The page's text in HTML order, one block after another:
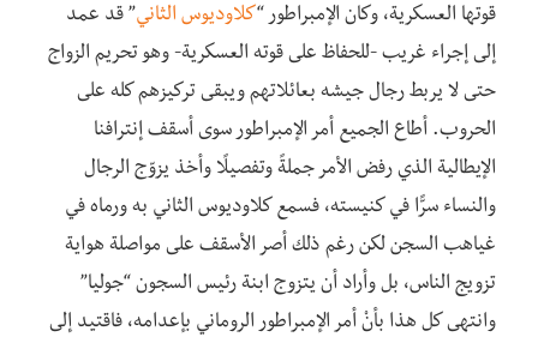
قوتها العسكرية، وكان الإمبراطور “ كلاوديوس الثاني” قد عمد
إلى إجراء غريب -للحفاظ على قوته العسكرية- وهو تحريم الزواج
حتى لا يربط رجال جيشه بعائلاتهم ويبقى تركيزهم كله على
الحروب. أطاع الجميع أمر الإمبراطور سوى أسقف إنترافنا
الإيطالية الذي رفض الأمر جملةً وتفصيلًا وأخذ يزوّج الرجال
والنساء سرًّا في كنيسته، فسمع كلاوديوس الثاني به ورماه في
غياهب السجن لكن رغم ذلك أصر الأسقف على مواصلة هواية
تزويج الناس، بل وأراد أن يتزوج ابنة رئيس السجون “جوليا”
وانتهى كل هذا بأنْ أمر الإمبراطور الروماني بإعدامه، فاقتيد إلى